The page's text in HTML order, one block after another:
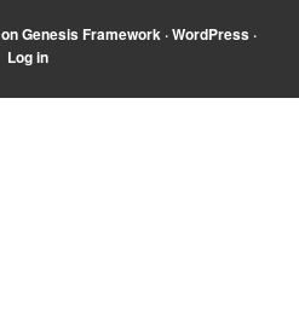
onGenesis Framework ·WordPress ·
Log in